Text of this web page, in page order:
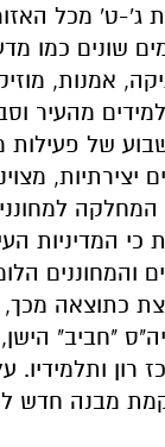
ג'-ט' מכל
שונים כמו
אמנות,
מהעיר
של פעילות
יצירתיות,
המחלקה
כי המדיניות
והמחוננים
כתוצאה מכך,
"חביב"
רון ותלמידיו.
מבנה חדש